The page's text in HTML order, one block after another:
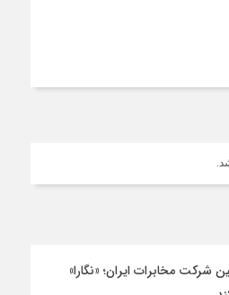
شرکت مخابرات ایران؛ «نگارا»